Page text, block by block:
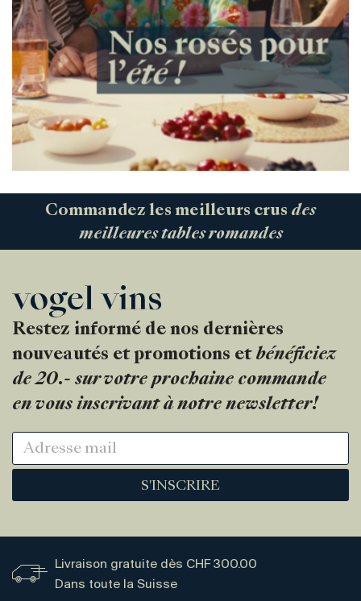
Commandez les meilleurs crus des
meilleures tables romandes
Restez informé de nos dernières
nouveautés et promotions et bénéficiez
de 20.- sur votre prochaine commande
en vous inscrivant à notre newsletter!
S'INSCRIRE
Livraison gratuite dès CHF 300.00
Dans toute la Suisse